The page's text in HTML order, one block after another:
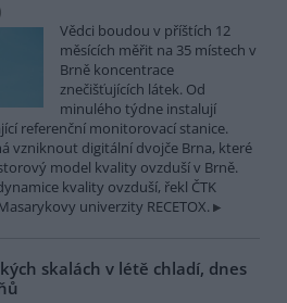
)
Vědci boudou v příštích 12
měsících měřit na 35 místech v
Brně koncentrace
znečišťujících látek. Od
minulého týdne instalují
referenční monitorovací stanice.
vzniknout digitální dvojče Brna, které
model kvality ovzduší v Brně.
kvality ovzduší, řekl ČTK
univerzity RECETOX.
skalách v létě chladí, dnes